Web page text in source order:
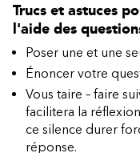
Trucs et astuces
l'aide des
Poser une et une
Énoncer votre
Vous taire – faire
facilitera la
ce silence durer
réponse.